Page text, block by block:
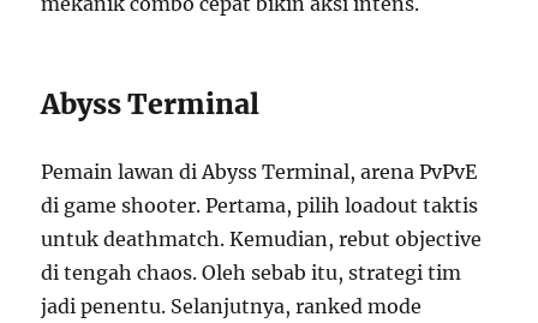
Abyss Terminal
Pemain lawan di Abyss Terminal, arena PvPvE
di game shooter. Pertama, pilih loadout taktis
untuk deathmatch. Kemudian, rebut objective
di tengah chaos. Oleh sebab itu, strategi tim
jadi penentu. Selanjutnya, ranked mode